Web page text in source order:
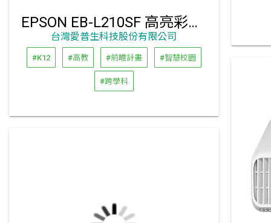
EPSON EB-L210SF 高亮彩短距雷射投影機
台灣愛普生科技股份有限公司
#K12 #高教 #前瞻計畫 #智慧校園
#跨學科